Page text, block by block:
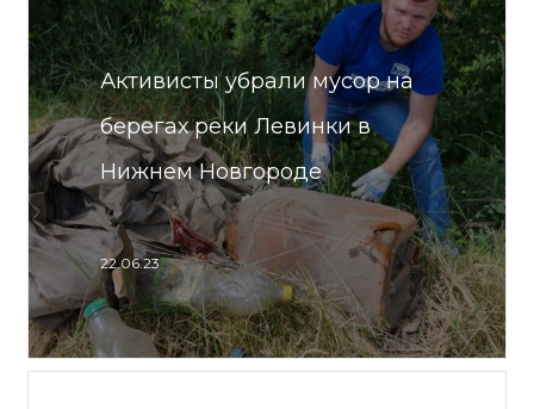
Активисты убрали мусор на
берегах реки Левинки в
Нижнем Новгороде
22.06.23